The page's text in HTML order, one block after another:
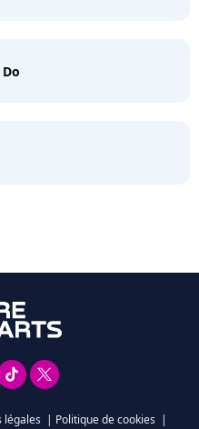
légales | Politique de cookies |